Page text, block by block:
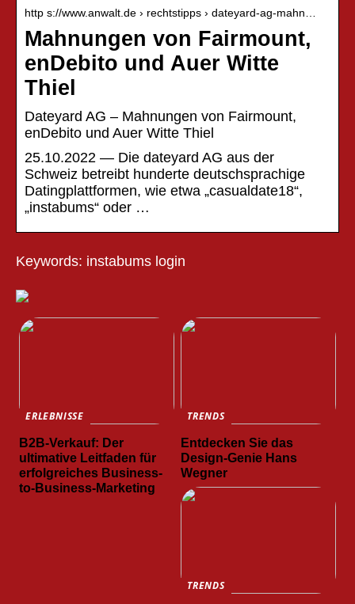
http s://www.anwalt.de › rechtstipps › dateyard-ag-mahn…
Mahnungen von Fairmount,
enDebito und Auer Witte
Thiel
Dateyard AG – Mahnungen von Fairmount,
enDebito und Auer Witte Thiel
25.10.2022 — Die dateyard AG aus der
Schweiz betreibt hunderte deutschsprachige
Datingplattformen, wie etwa „casualdate18“,
„instabums“ oder …
Keywords: instabums login
ERLEBNISSE
B2B-Verkauf: Der
ultimative Leitfaden für
erfolgreiches Business-
to-Business-Marketing
TRENDS
Entdecken Sie das
Design-Genie Hans
Wegner
TRENDS